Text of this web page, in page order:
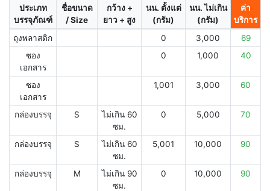
ประเภท
บรรจุภัณฑ์
ชื่อขนาด
/ Size
กว้าง +
ยาว + สูง
นน. ตั้งแต่
(กรัม)
นน. ไม่เกิน
(กรัม)
ค่า
บริการ
ถุงพลาสติก
0 3,000
69
ซอง
เอกสาร
0 1,000 40
ซอง
เอกสาร
1,001 3,000 60
กล่องบรรจุ S
ไม่เกิน 60
ซม.
0 5,000 70
กล่องบรรจุ S
ไม่เกิน 60
ซม.
5,001 10,000 90
กล่องบรรจุ M
ไม่เกิน 90
ซม.
0 10,000 90